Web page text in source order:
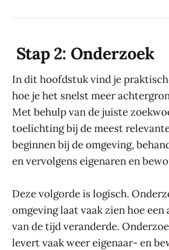
Stap 2: Onderzoek
In dit hoofdstuk vind je
hoe je het snelst meer
Met behulp van de juiste
toelichting bij de meest
beginnen bij de omgeving,
en vervolgens eigenaren en
Deze volgorde is logisch.
omgeving laat vaak zien hoe een
van de tijd veranderde.
levert vaak weer eigenaar- en